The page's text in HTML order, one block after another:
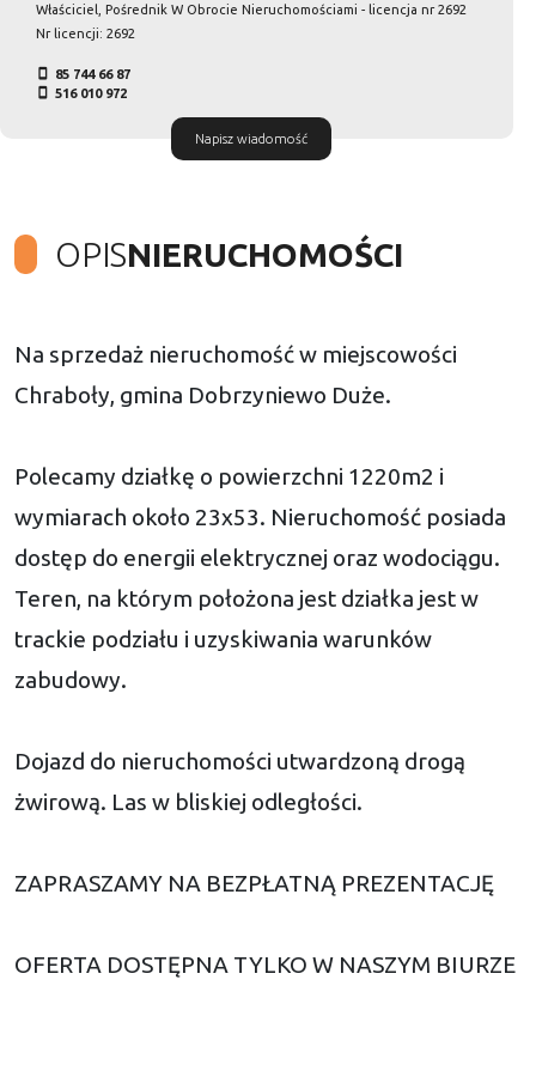
Właściciel, Pośrednik W Obrocie Nieruchomościami - licencja nr 2692
Nr licencji: 2692
85 744 66 87
516 010 972
Napisz wiadomość
OPISNIERUCHOMOŚCI
Na sprzedaż nieruchomość w miejscowości
Chraboły, gmina Dobrzyniewo Duże.
Polecamy działkę o powierzchni 1220m2 i
wymiarach około 23x53. Nieruchomość posiada
dostęp do energii elektrycznej oraz wodociągu.
Teren, na którym położona jest działka jest w
trackie podziału i uzyskiwania warunków
zabudowy.
Dojazd do nieruchomości utwardzoną drogą
żwirową. Las w bliskiej odległości.
ZAPRASZAMY NA BEZPŁATNĄ PREZENTACJĘ
OFERTA DOSTĘPNA TYLKO W NASZYM BIURZE